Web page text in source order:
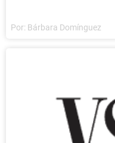
Por: Bárbara Domínguez